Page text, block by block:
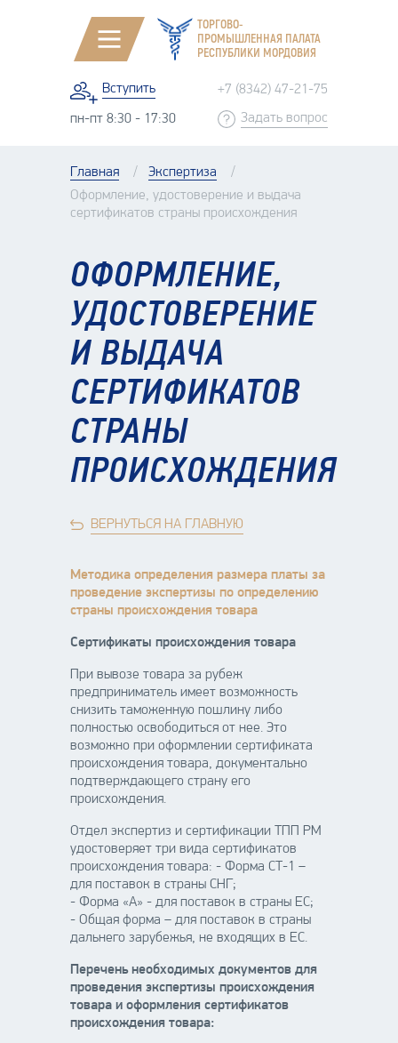
ТОРГОВО-
ПРОМЫШЛЕННАЯ ПАЛАТА
РЕСПУБЛИКИ МОРДОВИЯ
Вступить +7 (8342) 47-21-75
пн-пт 8:30 - 17:30 Задать вопрос
Главная
Экспертиза
Оформление, удостоверение и выдача
сертификатов страны происхождения
ОФОРМЛЕНИЕ,
УДОСТОВЕРЕНИЕ
И ВЫДАЧА
СЕРТИФИКАТОВ
СТРАНЫ
ПРОИСХОЖДЕНИЯ
ВЕРНУТЬСЯ НА ГЛАВНУЮ
Методика определения размера платы за
проведение экспертизы по определению
страны происхождения товара
Сертификаты происхождения товара
При вывозе товара за рубеж
предприниматель имеет возможность
снизить таможенную пошлину либо
полностью освободиться от нее. Это
возможно при оформлении сертификата
происхождения товара, документально
подтверждающего страну его
происхождения.
Отдел экспертиз и сертификации ТПП РМ
удостоверяет три вида сертификатов
происхождения товара: - Форма СТ-1 –
для поставок в страны СНГ;
- Форма «А» - для поставок в страны ЕС;
- Общая форма – для поставок в страны
дальнего зарубежья, не входящих в ЕС.
Перечень необходимых документов для
проведения экспертизы происхождения
товара и оформления сертификатов
происхождения товара: